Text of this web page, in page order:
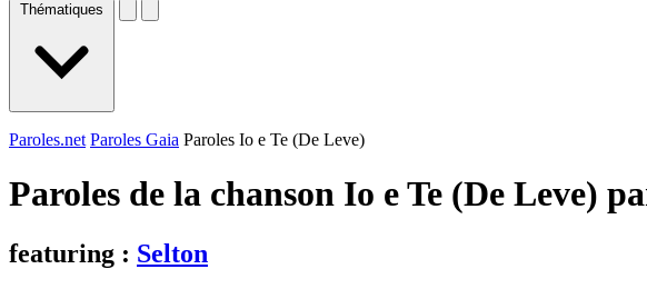
Thématiques
Paroles.net Paroles Gaia Paroles Io e Te (De Leve)
Paroles de la chanson Io e Te (De Leve)
featuring : Selton